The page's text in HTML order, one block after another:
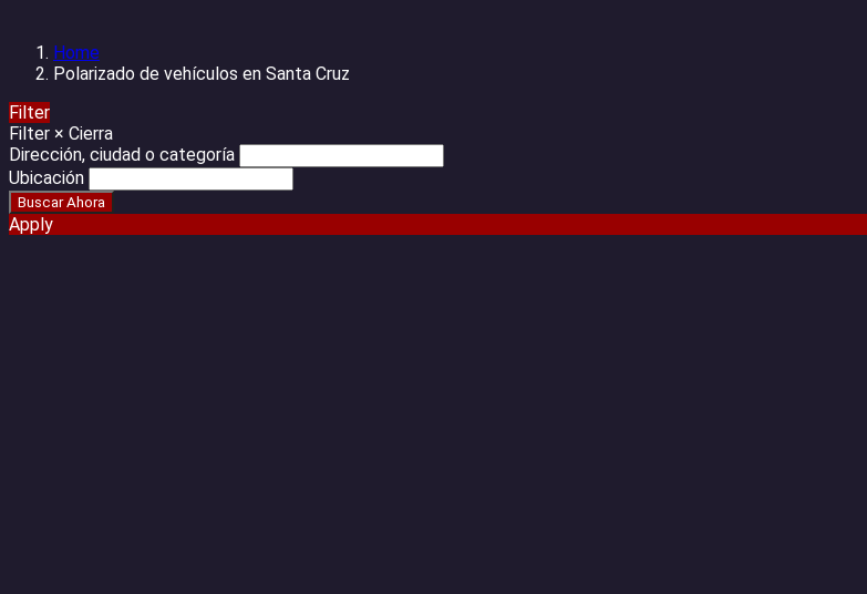
Home
Polarizado de vehículos en Santa Cruz
Filter
Filter × Cierra
Dirección, ciudad o categoría
Ubicación
Apply